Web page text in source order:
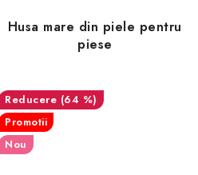
Husa mare din piele pentru
piese
(64 %)
Promotii
Nou